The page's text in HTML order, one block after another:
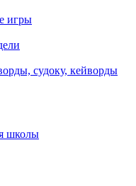
игры
судоку, кейворды
школы